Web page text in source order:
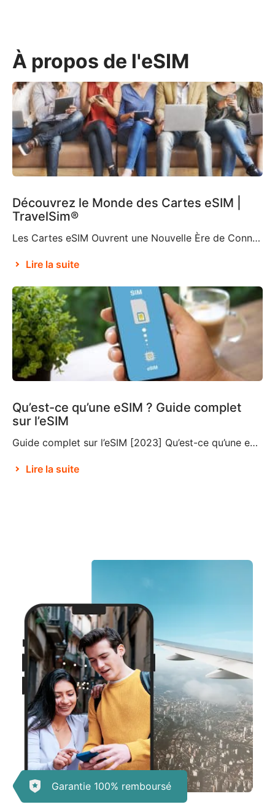
À propos de l'eSIM
Découvrez le Monde des Cartes eSIM |
TravelSim®
Les Cartes eSIM Ouvrent une Nouvelle Ère de Connectivité Selon Brian X. Chen, journaliste du New York Times spécialisé dans les technologies grand public, bientôt « la carte SIM physique n’existera plus« . C’est en partie grâce à la décision d’Apple de supprimer le support de carte SIM de l’iPhone 14, ce qui en fait le premier […]
Lire la suite
Qu’est-ce qu’une eSIM ? Guide complet
sur l’eSIM
Guide complet sur l’eSIM [2023] Qu’est-ce qu’une eSIM ? Si vous ne connaissez pas cette technologie relativement nouvelle, vous vous demandez ce qu’est une eSIM et si vous devriez choisir cette option pour vos déplacements et vos voyages. Une eSIM, également connue sous le nom de SIM intégrée ou SIM électronique, est un composant qui […]
Lire la suite
Garantie 100% remboursé